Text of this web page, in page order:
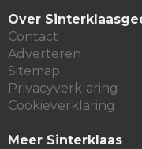
Over
Contact
Adverteren
Sitemap
Privacyverklaring
Cookieverklaring
Meer Sinterklaas